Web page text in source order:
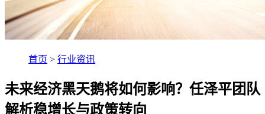
首页 > 行业资讯
未来经济黑天鹅将如何影响？任泽平团队
解析稳增长与政策转向